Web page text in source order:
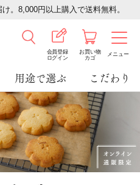
。8,000円以上購入で送料無料。
会員登録
ログイン
お買い物
カゴ
メニュー
用途で選ぶ こだわり